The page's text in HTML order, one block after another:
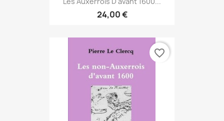
24,00 €
favorite_border